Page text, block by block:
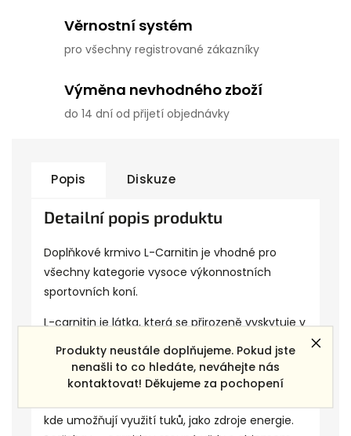
Produkty neustále doplňujeme. Pokud jste
nenašli to co hledáte, neváhejte nás
kontaktovat! Děkujeme za pochopení
Věrnostní systém
pro všechny registrované zákazníky
Výměna nevhodného zboží
do 14 dní od přijetí objednávky
Popis Diskuze
Detailní popis produktu
Doplňkové krmivo L-Carnitin je vhodné pro
všechny kategorie vysoce výkonnostních
sportovních koní.
L-carnitin je látka, která se přirozeně vyskytuje v
těle, zejména v kosterní a srdeční svalovině. Je
klíčová proenergetický metabolismustuků.
L-Carnitin přenáší mastné kyseliny (tuky) přes
kde umožňují využití tuků, jako zdroje energie.